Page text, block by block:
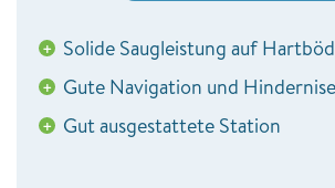
+ Solide Saugleistung auf
+ Gute Navigation und
+ Gut ausgestattete Station